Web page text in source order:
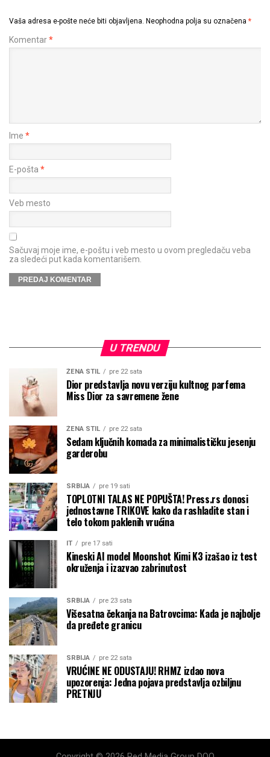
Vaša adresa e-pošte neće biti objavljena. Neophodna polja su označena *
Komentar*
Ime *
E-pošta *
Veb mesto
Sačuvaj moje ime, e-poštu i veb mesto u ovom pregledaču veba
za sledeći put kada komentarišem.
U TRENDU
ŽENA STIL pre 22 sata
Dior predstavlja novu verziju kultnog parfema
Miss Dior za savremene žene
ŽENA STIL pre 22 sata
Sedam ključnih komada za minimalističku jesenju
garderobu
SRBIJA pre 19 sati
TOPLOTNI TALAS NE POPUŠTA! Press.rs donosi
jednostavne TRIKOVE kako da rashladite stan i
telo tokom paklenih vrućina
IT pre 17 sati
Kineski AI model Moonshot Kimi K3 izašao iz test
okruženja i izazvao zabrinutost
SRBIJA pre 23 sata
Višesatna čekanja na Batrovcima: Kada je najbolje
da pređete granicu
SRBIJA pre 22 sata
VRUĆINE NE ODUSTAJU! RHMZ izdao nova
upozorenja: Jedna pojava predstavlja ozbiljnu
PRETNJU